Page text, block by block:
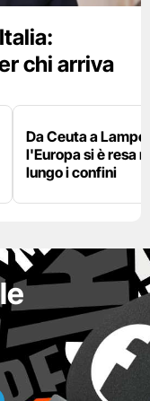
chi arriva
Da Ceuta a
l'Europa si è resa
lungo i confini